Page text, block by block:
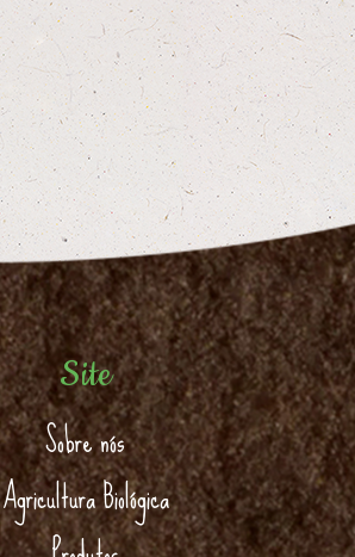
Site
Sobre nós
Agricultura Biológica